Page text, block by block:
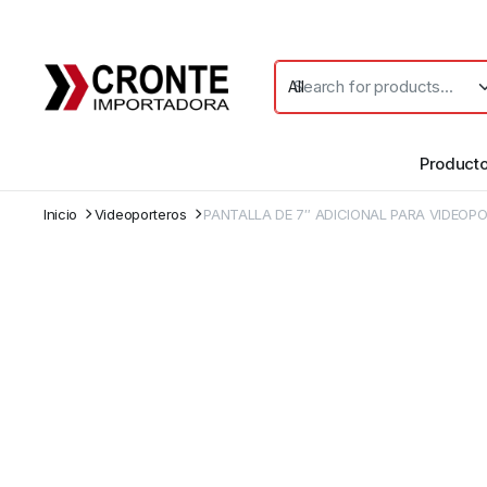
Inicio Videoporteros PANTALLA DE 7″ ADICIONAL PARA